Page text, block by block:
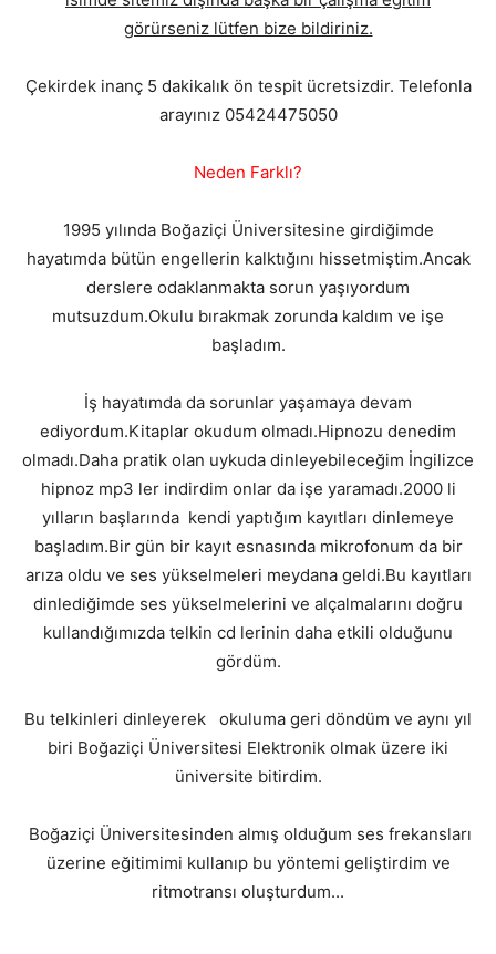
görürseniz lütfen bize bildiriniz.
Çekirdek inanç 5 dakikalık ön tespit ücretsizdir. Telefonla
arayınız 05424475050
Neden Farklı?
1995 yılında Boğaziçi Üniversitesine girdiğimde
hayatımda bütün engellerin kalktığını hissetmiştim.Ancak
derslere odaklanmakta sorun yaşıyordum
mutsuzdum.Okulu bırakmak zorunda kaldım ve işe
başladım.
İş hayatımda da sorunlar yaşamaya devam
ediyordum.Kitaplar okudum olmadı.Hipnozu denedim
olmadı.Daha pratik olan uykuda dinleyebileceğim İngilizce
hipnoz mp3 ler indirdim onlar da işe yaramadı.2000 li
yılların başlarında kendi yaptığım kayıtları dinlemeye
başladım.Bir gün bir kayıt esnasında mikrofonum da bir
arıza oldu ve ses yükselmeleri meydana geldi.Bu kayıtları
dinlediğimde ses yükselmelerini ve alçalmalarını doğru
kullandığımızda telkin cd lerinin daha etkili olduğunu
gördüm.
Bu telkinleri dinleyerek okuluma geri döndüm ve aynı yıl
biri Boğaziçi Üniversitesi Elektronik olmak üzere iki
üniversite bitirdim.
Boğaziçi Üniversitesinden almış olduğum ses frekansları
üzerine eğitimimi kullanıp bu yöntemi geliştirdim ve
ritmotransı oluşturdum...